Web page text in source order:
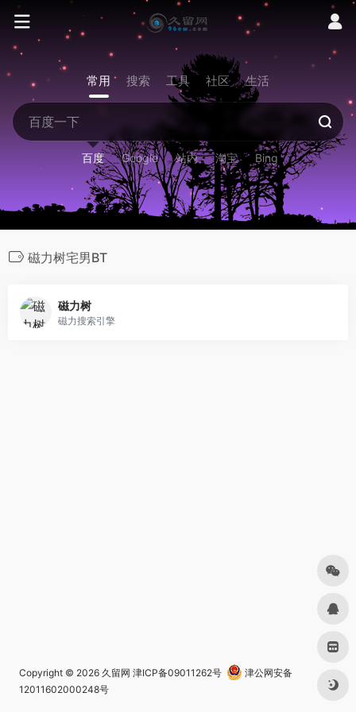
常用 搜索 工具 社区 生活
百度 Google 站内 淘宝 Bing
磁力树宅男BT
磁力树
磁力搜索引擎
Copyright © 2026 久留网 津ICP备09011262号
津公网安备
12011602000248号